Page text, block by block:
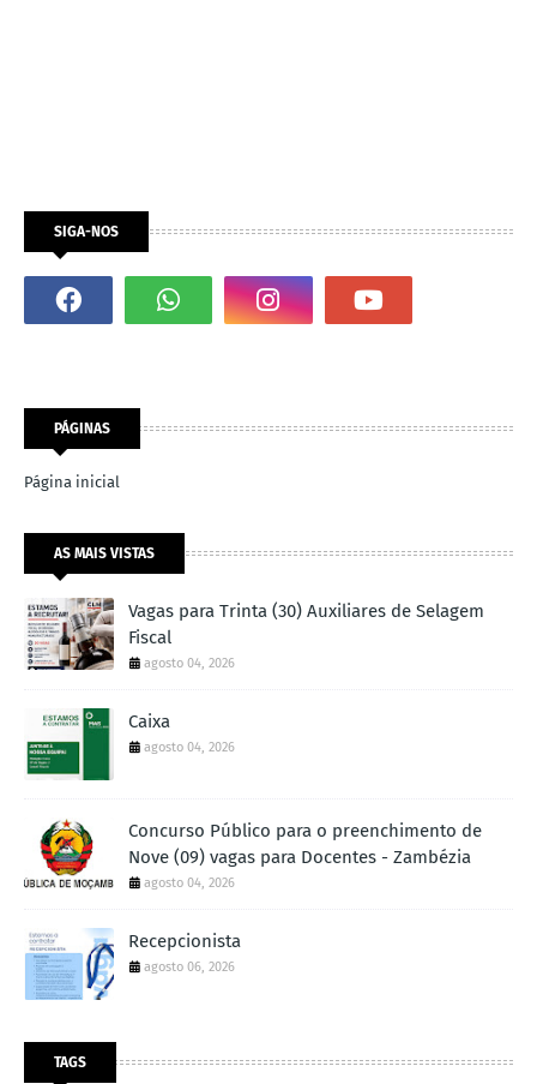
SIGA-NOS
PÁGINAS
Página inicial
AS MAIS VISTAS
Vagas para Trinta (30) Auxiliares de Selagem
Fiscal
agosto 04, 2026
Caixa
agosto 04, 2026
Concurso Público para o preenchimento de
Nove (09) vagas para Docentes - Zambézia
agosto 04, 2026
Recepcionista
agosto 06, 2026
TAGS